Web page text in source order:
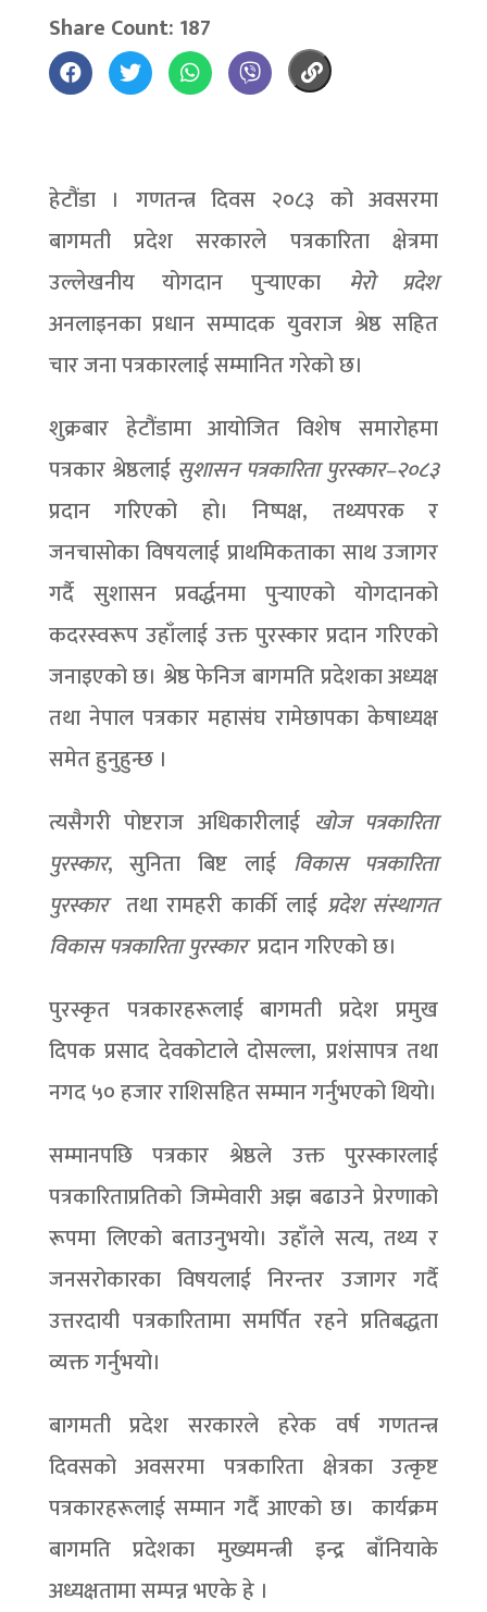
Share Count: 187
हेटौंडा । गणतन्त्र दिवस २०८३ को अवसरमा
बागमती प्रदेश सरकारले पत्रकारिता क्षेत्रमा
उल्लेखनीय योगदान पुर्‍याएका मेरो प्रदेश
अनलाइनका प्रधान सम्पादक युवराज श्रेष्ठ सहित
चार जना पत्रकारलाई सम्मानित गरेको छ।
शुक्रबार हेटौंडामा आयोजित विशेष समारोहमा
पत्रकार श्रेष्ठलाई सुशासन पत्रकारिता पुरस्कार–२०८३
प्रदान गरिएको हो। निष्पक्ष, तथ्यपरक र
जनचासोका विषयलाई प्राथमिकताका साथ उजागर
गर्दै सुशासन प्रवर्द्धनमा पुर्‍याएको योगदानको
कदरस्वरूप उहाँलाई उक्त पुरस्कार प्रदान गरिएको
जनाइएको छ। श्रेष्ठ फेनिज बागमति प्रदेशका अध्यक्ष
तथा नेपाल पत्रकार महासंघ रामेछापका केषाध्यक्ष
समेत हुनुहुन्छ ।
त्यसैगरी पोष्टराज अधिकारीलाई खोज पत्रकारिता
पुरस्कार, सुनिता बिष्ट लाई विकास पत्रकारिता
पुरस्कारतथा रामहरी कार्की लाई प्रदेश संस्थागत
विकास पत्रकारिता पुरस्कारप्रदान गरिएको छ।
पुरस्कृत पत्रकारहरूलाई बागमती प्रदेश प्रमुख
दिपक प्रसाद देवकोटाले दोसल्ला, प्रशंसापत्र तथा
नगद ५० हजार राशिसहित सम्मान गर्नुभएको थियो।
सम्मानपछि पत्रकार श्रेष्ठले उक्त पुरस्कारलाई
पत्रकारिताप्रतिको जिम्मेवारी अझ बढाउने प्रेरणाको
रूपमा लिएको बताउनुभयो। उहाँले सत्य, तथ्य र
जनसरोकारका विषयलाई निरन्तर उजागर गर्दै
उत्तरदायी पत्रकारितामा समर्पित रहने प्रतिबद्धता
व्यक्त गर्नुभयो।
बागमती प्रदेश सरकारले हरेक वर्ष गणतन्त्र
दिवसको अवसरमा पत्रकारिता क्षेत्रका उत्कृष्ट
पत्रकारहरूलाई सम्मान गर्दै आएको छ। कार्यक्रम
बागमति प्रदेशका मुख्यमन्त्री इन्द्र बाँनियाके
अध्यक्षतामा सम्पन्न भएके हे ।